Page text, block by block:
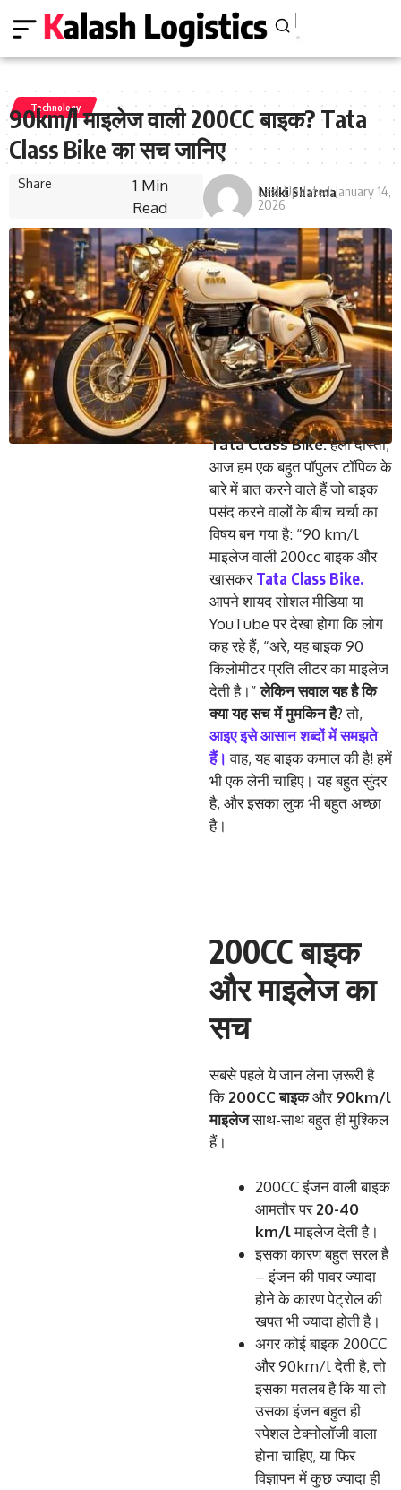
Technology
90km/l माइलेज वाली 200CC बाइक? Tata
Class Bike का सच जानिए
Nikki Sharma
Last Updated: January 14,
2026
Share
1 Min
Read
Tata Class Bike:हेलो दोस्तों,
आज हम एक बहुत पॉपुलर टॉपिक के
बारे में बात करने वाले हैं जो बाइक
पसंद करने वालों के बीच चर्चा का
विषय बन गया है: “90 km/l
माइलेज वाली 200cc बाइक और
खासकरTata Class Bike.
आपने शायद सोशल मीडिया या
YouTube पर देखा होगा कि लोग
कह रहे हैं, “अरे, यह बाइक 90
किलोमीटर प्रति लीटर का माइलेज
देती है।”लेकिन सवाल यह है कि
क्या यह सच में मुमकिन है? तो,
आइए इसे आसान शब्दों में समझते
हैं।वाह, यह बाइक कमाल की है! हमें
भी एक लेनी चाहिए। यह बहुत सुंदर
है, और इसका लुक भी बहुत अच्छा
है।
200CC बाइक
और माइलेज का
सच
सबसे पहले ये जान लेना ज़रूरी है
कि 200CCबाइकऔर90km/l
माइलेजसाथ-साथ बहुत ही मुश्किल
हैं।
200CC इंजन वाली बाइक
आमतौर पर20-40
km/lमाइलेज देती है।
इसका कारण बहुत सरल है
– इंजन की पावर ज्यादा
होने के कारण पेट्रोल की
खपत भी ज्यादा होती है।
अगर कोई बाइक 200CC
और 90km/l देती है, तो
इसका मतलब है कि या तो
उसका इंजन बहुत ही
स्पेशल टेक्नोलॉजी वाला
होना चाहिए, या फिर
विज्ञापन में कुछ ज्यादा ही